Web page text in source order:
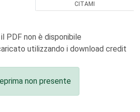
CITAMI
PDF non è disponibile
utilizzando i download credit
non presente